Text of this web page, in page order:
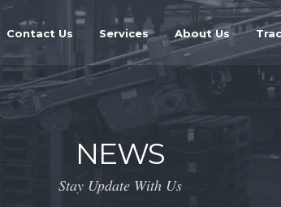
Contact Us Services About Us
NEWS
Stay Update With Us